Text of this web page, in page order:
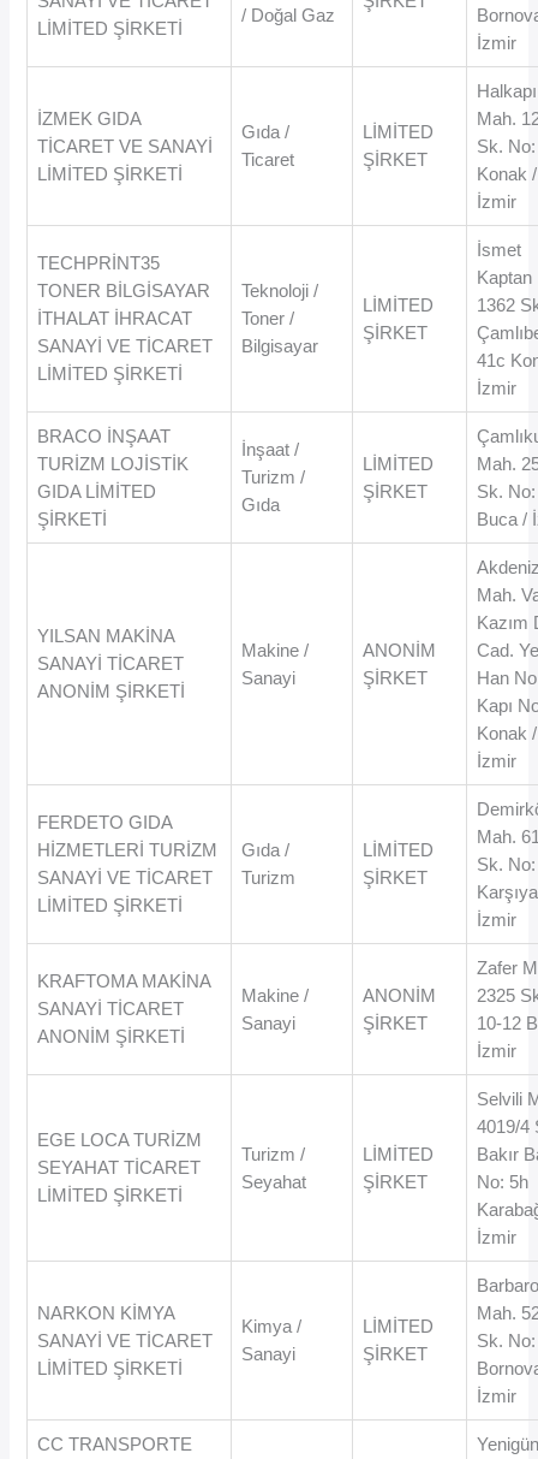
LİMİTED ŞİRKETİ
/ Doğal Gaz
İzmir
İZMEK GIDA
TİCARET VE SANAYİ
LİMİTED ŞİRKETİ
Gıda /
Ticaret
LİMİTED
ŞİRKET
Mah.
Sk.
Konak /
İzmir
TECHPRİNT35
TONER BİLGİSAYAR
İTHALAT İHRACAT
SANAYİ VE TİCARET
LİMİTED ŞİRKETİ
Teknoloji /
Toner /
Bilgisayar
LİMİTED
ŞİRKET
İsmet
Kaptan
1362
41c
İzmir
BRACO İNŞAAT
TURİZM LOJİSTİK
GIDA LİMİTED
ŞİRKETİ
İnşaat /
Turizm /
Gıda
LİMİTED
ŞİRKET
Mah.
Sk.
Buca /
YILSAN MAKİNA
SANAYİ TİCARET
ANONİM ŞİRKETİ
Makine /
Sanayi
ANONİM
ŞİRKET
Mah.
Kazım
Cad.
Han
Kapı
Konak /
İzmir
FERDETO GIDA
HİZMETLERİ TURİZM
SANAYİ VE TİCARET
LİMİTED ŞİRKETİ
Gıda /
Turizm
LİMİTED
ŞİRKET
Mah.
Sk.
İzmir
KRAFTOMA MAKİNA
SANAYİ TİCARET
ANONİM ŞİRKETİ
Makine /
Sanayi
ANONİM
ŞİRKET
Zafer
2325
10-12
İzmir
EGE LOCA TURİZM
SEYAHAT TİCARET
LİMİTED ŞİRKETİ
Turizm /
Seyahat
LİMİTED
ŞİRKET
Selvili
4019/4
Bakır
No: 5h
İzmir
NARKON KİMYA
SANAYİ VE TİCARET
LİMİTED ŞİRKETİ
Kimya /
Sanayi
LİMİTED
ŞİRKET
Mah.
Sk.
İzmir
CC TRANSPORTE